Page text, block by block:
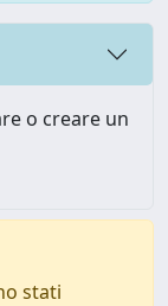
o creare un
stati